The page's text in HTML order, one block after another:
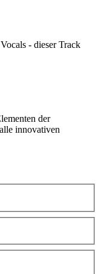
- dieser Track
der
innovativen